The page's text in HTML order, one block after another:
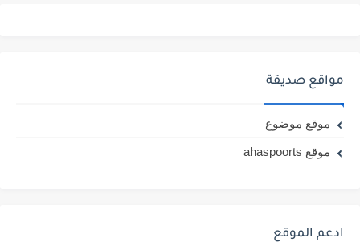
مواقع صديقة
موقع موضوع
موقع ahaspoorts
ادعم الموقع